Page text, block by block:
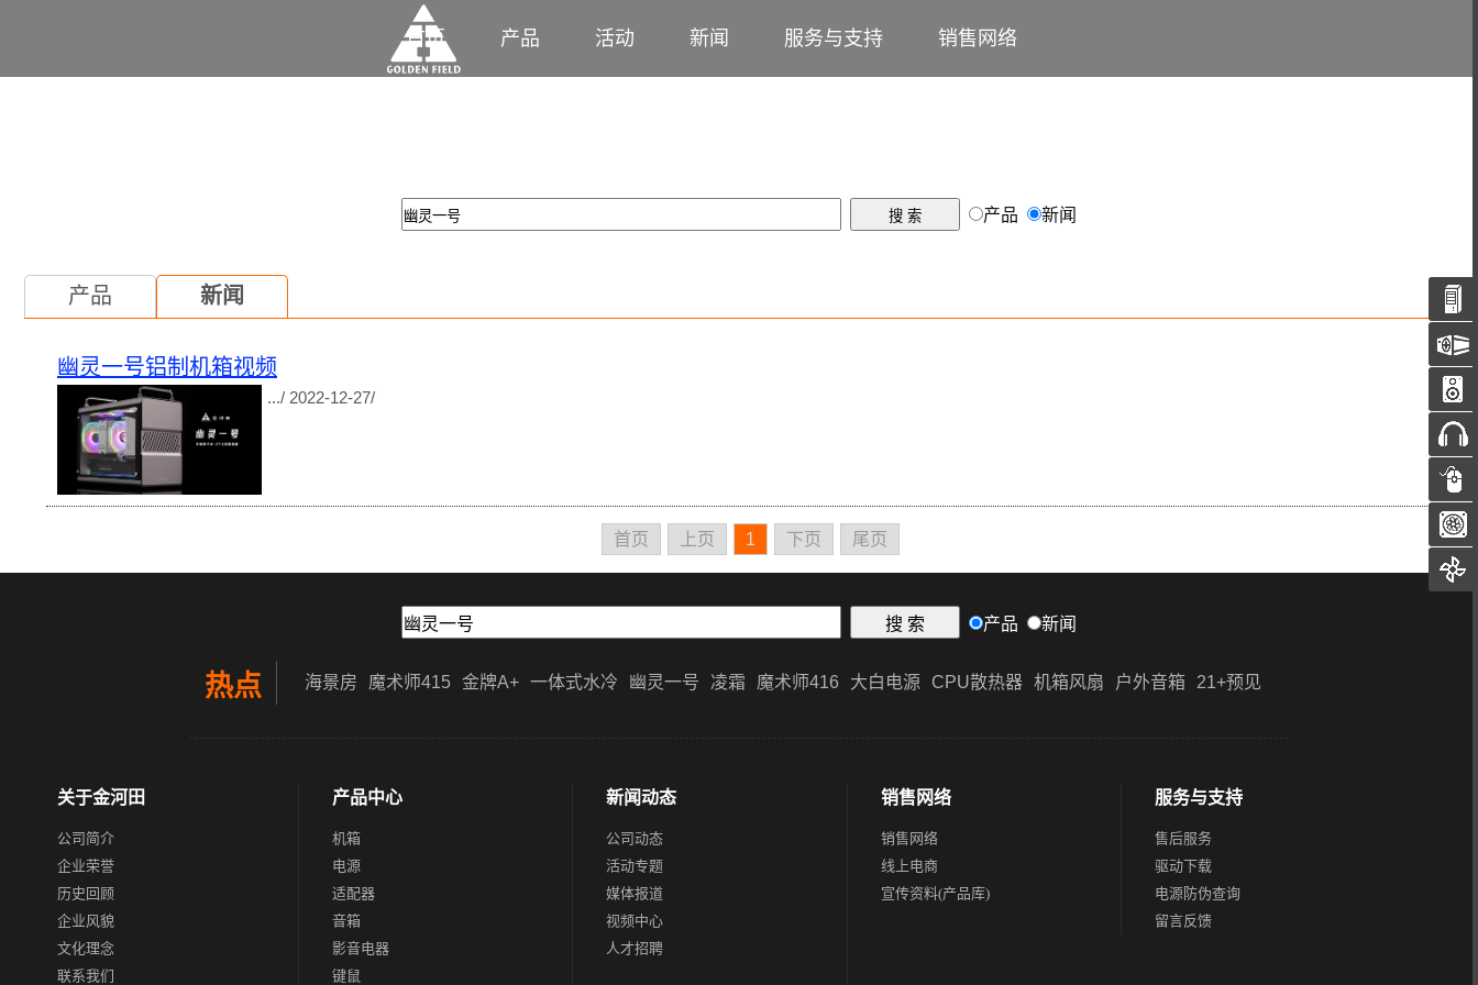
首页 产品 活动 新闻 服务与支持 销售网络
产品 新闻
产品 新闻
幽灵一号铝制机箱视频
.../ 2022-12-27/
首页 上页 1 下页 尾页
产品 新闻
热点 海景房 魔术师415 金牌A+ 一体式水冷 幽灵一号 凌霜 魔术师416 大白电源 CPU散热器 机箱风扇 户外音箱 21+预见
关于金河田
公司简介
企业荣誉
历史回顾
企业风貌
文化理念
联系我们
产品中心
机箱
电源
适配器
音箱
影音电器
键鼠
新闻动态
公司动态
活动专题
媒体报道
视频中心
人才招聘
销售网络
销售网络
线上电商
宣传资料(产品库)
服务与支持
售后服务
驱动下载
电源防伪查询
留言反馈